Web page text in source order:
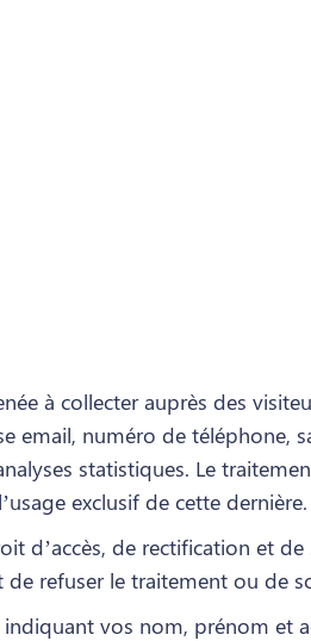
à collecter auprès des
email, numéro de téléphone,
statistiques. Le
exclusif de cette dernière.
d’accès, de rectification et
refuser le traitement ou de
vos nom, prénom et